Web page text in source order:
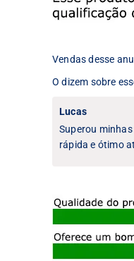
na
Vendas desse
O dizem sobre
Lucas
Superou
rápida e ótimo